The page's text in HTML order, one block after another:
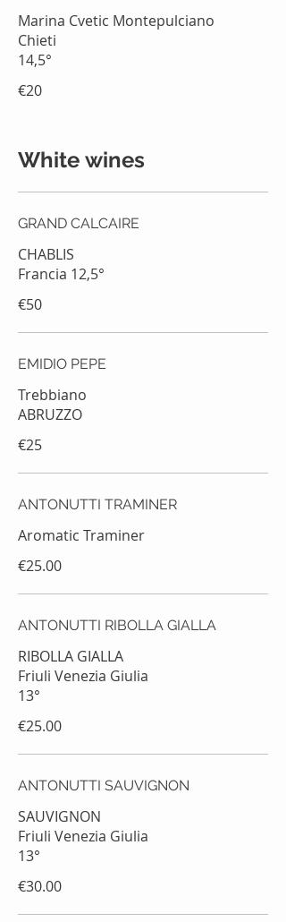
Marina Cvetic Montepulciano
Chieti
14,5°
€20
White wines
GRAND CALCAIRE
CHABLIS
Francia 12,5°
€50
EMIDIO PEPE
Trebbiano
ABRUZZO
€25
ANTONUTTI TRAMINER
Aromatic Traminer
€25.00
ANTONUTTI RIBOLLA GIALLA
RIBOLLA GIALLA
Friuli Venezia Giulia
13°
€25.00
ANTONUTTI SAUVIGNON
SAUVIGNON
Friuli Venezia Giulia
13°
€30.00